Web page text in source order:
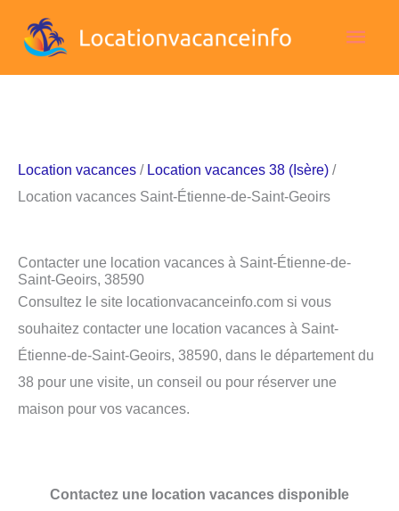
Location vacances / Location vacances 38 (Isère) /
Location vacances Saint-Étienne-de-Saint-Geoirs
Contacter une location vacances à Saint-Étienne-de-
Saint-Geoirs, 38590
Consultez le site locationvacanceinfo.com si vous
souhaitez contacter une location vacances à Saint-
Étienne-de-Saint-Geoirs, 38590, dans le département du
38 pour une visite, un conseil ou pour réserver une
maison pour vos vacances.
Contactez une location vacances disponible